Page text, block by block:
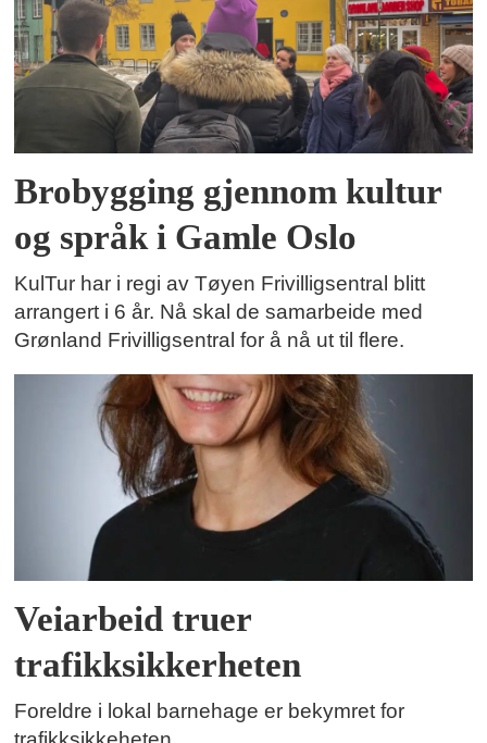
Brobygging gjennom kultur
og språk i Gamle Oslo
KulTur har i regi av Tøyen Frivilligsentral blitt
arrangert i 6 år. Nå skal de samarbeide med
Grønland Frivilligsentral for å nå ut til flere.
Veiarbeid truer
trafikksikkerheten
Foreldre i lokal barnehage er bekymret for